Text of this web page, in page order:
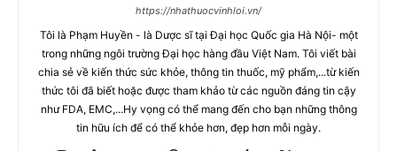
https://nhathuocvinhloi.vn/
Tôi là Phạm Huyền - là Dược sĩ tại Đại học Quốc gia Hà Nội- một
trong những ngôi trường Đại học hàng đầu Việt Nam. Tôi viết bài
chia sẻ về kiến thức sức khỏe, thông tin thuốc, mỹ phẩm,...từ kiến
thức tôi đã biết hoặc được tham khảo từ các nguồn đáng tin cậy
như FDA, EMC,...Hy vọng có thể mang đến cho bạn những thông
tin hữu ích để có thể khỏe hơn, đẹp hơn mỗi ngày.